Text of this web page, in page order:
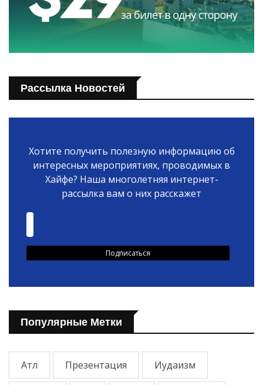
Рассылка Новостей
Хотите получить полезную информацию об
интересных мероприятиях, проводимых в
Хайфе? Наша многолетняя интернет-
рассылка вам о них расскажет
Популярные Метки
Атл Презентация Иудаизм